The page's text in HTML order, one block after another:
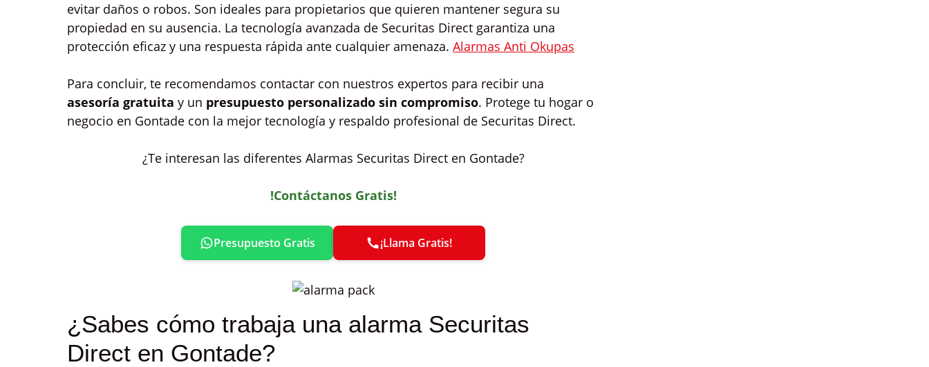
evitar daños o robos. Son ideales para propietarios que quieren mantener segura su
propiedad en su ausencia. La tecnología avanzada de Securitas Direct garantiza una
protección eficaz y una respuesta rápida ante cualquier amenaza. Alarmas Anti Okupas
Para concluir, te recomendamos contactar con nuestros expertos para recibir una
asesoría gratuita y un presupuesto personalizado sin compromiso. Protege tu hogar o
negocio en Gontade con la mejor tecnología y respaldo profesional de Securitas Direct.
¿Te interesan las diferentes Alarmas Securitas Direct en Gontade?
!Contáctanos Gratis!
Presupuesto Gratis ¡Llama Gratis!
¿Sabes cómo trabaja una alarma Securitas
Direct en Gontade?